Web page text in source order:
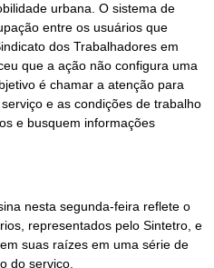
urbana. O sistema de
entre os usuários que
dos Trabalhadores em
que a ação não configura uma
é chamar a atenção para
e as condições de trabalho
e busquem informações
nesta segunda-feira reflete o
representados pelo Sintetro, e
suas raízes em uma série de
do serviço.